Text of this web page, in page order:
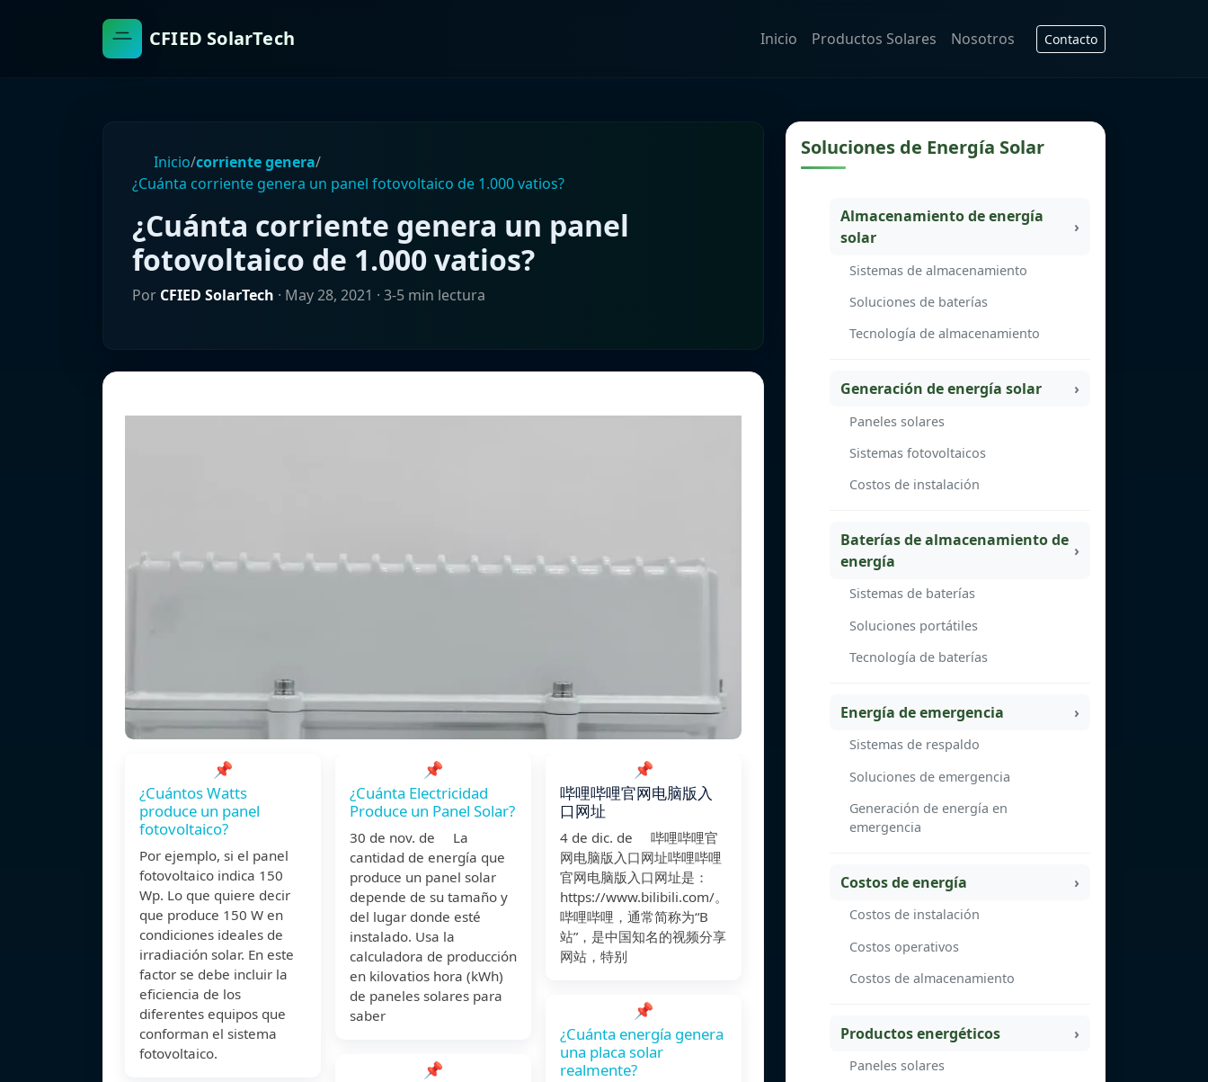
CFIED SolarTech Inicio Productos Solares Nosotros Contacto
Inicio/corriente genera/
¿Cuánta corriente genera un panel fotovoltaico de 1.000 vatios?
¿Cuánta corriente genera un panel
fotovoltaico de 1.000 vatios?
Por CFIED SolarTech · May 28, 2021 · 3-5 min lectura
📌
¿Cuántos Watts
produce un panel
fotovoltaico?
Por ejemplo, si el panel
fotovoltaico indica 150
Wp. Lo que quiere decir
que produce 150 W en
condiciones ideales de
irradiación solar. En este
factor se debe incluir la
eficiencia de los
diferentes equipos que
conforman el sistema
fotovoltaico.
📌
¿Cuánta Electricidad
Produce un Panel Solar?
30 de nov. de La
cantidad de energía que
produce un panel solar
depende de su tamaño y
del lugar donde esté
instalado. Usa la
calculadora de producción
en kilovatios hora (kWh)
de paneles solares para
saber
📌
📌
哔哩哔哩官网电脑版入
口网址
4 de dic. de 哔哩哔哩官
网电脑版入口网址哔哩哔哩
官网电脑版入口网址是：
https://www.bilibili.com/。
哔哩哔哩，通常简称为“B
站”，是中国知名的视频分享
网站，特别
📌
¿Cuánta energía genera
una placa solar
realmente?
Soluciones de Energía Solar
Almacenamiento de energía
solar
Sistemas de almacenamiento
Soluciones de baterías
Tecnología de almacenamiento
Generación de energía solar
Paneles solares
Sistemas fotovoltaicos
Costos de instalación
Baterías de almacenamiento de
energía
Sistemas de baterías
Soluciones portátiles
Tecnología de baterías
Energía de emergencia
Sistemas de respaldo
Soluciones de emergencia
Generación de energía en
emergencia
Costos de energía
Costos de instalación
Costos operativos
Costos de almacenamiento
Productos energéticos
Paneles solares